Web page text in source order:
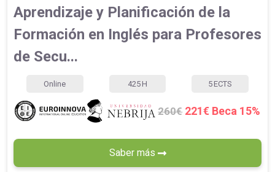
Aprendizaje y Planificación de la
Formación en Inglés para Profesores
de Secu...
Online 425 H 5 ECTS
260€ 221€ Beca 15%
Saber más